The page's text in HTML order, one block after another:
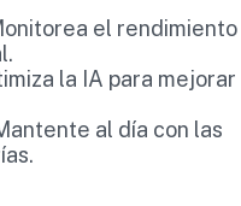
el rendimiento
la IA para mejorar
al día con las